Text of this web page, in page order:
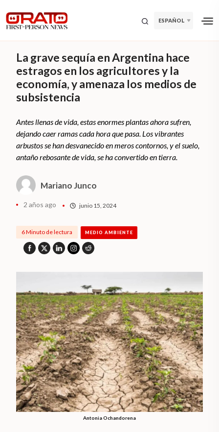
ESPAÑOL
La grave sequía en Argentina hace
estragos en los agricultores y la
economía, y amenaza los medios de
subsistencia
Antes llenas de vida, estas enormes plantas ahora sufren,
dejando caer ramas cada hora que pasa. Los vibrantes
arbustos se han desvanecido en meros contornos, y el suelo,
antaño rebosante de vida, se ha convertido en tierra.
Mariano Junco
2 años ago junio 15, 2024
6 Minuto de lectura MEDIO AMBIENTE
Antonia Ochandorena